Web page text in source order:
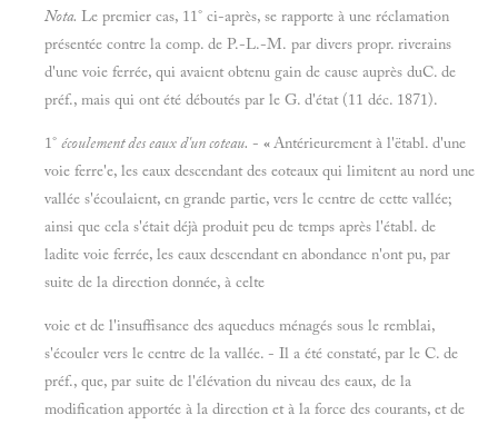
Nota. Le premier cas, 11° ci-après, se rapporte à une réclamation
présentée contre la comp. de P.-L.-M. par divers propr. riverains
d'une voie ferrée, qui avaient obtenu gain de cause auprès duC. de
préf., mais qui ont été déboutés par le G. d'état (11 déc. 1871).
1° écoulement des eaux d'un coteau. - «Antérieurement à l'ëtabl. d'une
voie ferre'e, les eaux descendant des eoteaux qui limitent au nord une
vallée s'écoulaient, en grande partie, vers le centre de cette vallée;
ainsi que cela s'était déjà produit peu de temps après l'établ. de
ladite voie ferrée, les eaux descendant en abondance n'ont pu, par
suite de la direction donnée, à celte
voie et de l'insuffisance des aqueducs ménagés sous le remblai,
s'écouler vers le centre de la vallée. - Il a été constaté, par le C. de
préf., que, par suite de l'élévation du niveau des eaux, de la
modification apportée à la direction et à la force des courants, et de